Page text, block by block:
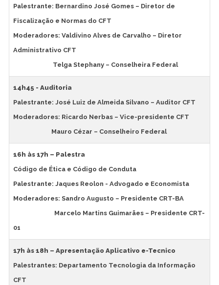
Palestrante: Bernardino José Gomes – Diretor de
Fiscalização e Normas do CFT
Moderadores: Valdivino Alves de Carvalho – Diretor
Administrativo CFT
Telga Stephany – Conselheira Federal
14h45 - Auditoria
Palestrante: José Luiz de Almeida Silvano – Auditor CFT
Moderadores: Ricardo Nerbas – Vice-presidente CFT
Mauro Cézar – Conselheiro Federal
16h às 17h – Palestra
Código de Ética e Código de Conduta
Palestrante: Jaques Reolon - Advogado e Economista
Moderadores: Sandro Augusto – Presidente CRT-BA
Marcelo Martins Guimarães – Presidente CRT-
01
17h às 18h – Apresentação Aplicativo e-Tecnico
Palestrantes: Departamento Tecnologia da Informação
CFT